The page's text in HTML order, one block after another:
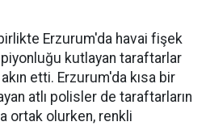
Erzurum'da havai fişek
kutlayan taraftarlar
etti. Erzurum'da kısa bir
atlı polisler de taraftarların
ortak olurken, renkli